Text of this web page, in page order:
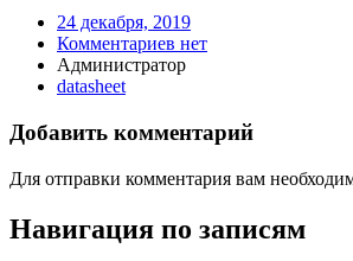
24 декабря, 2019
Комментариев нет
Администратор
datasheet
Добавить комментарий
Для отправки комментария вам
Навигация по записям